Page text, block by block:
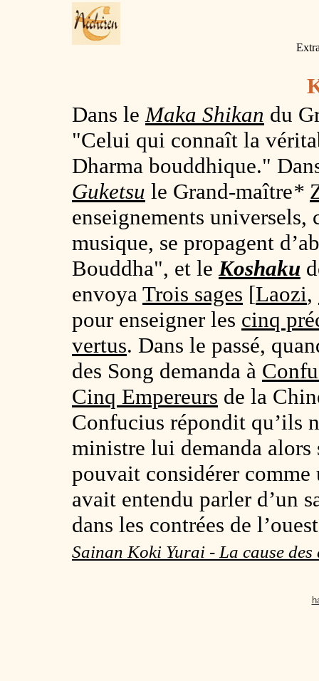
Dans leMaka Shikan du
"Celui qui connaît la
Dharma bouddhique."
Guketsu le Grand-maître*
enseignements universels,
musique, se propagent
Bouddha", et leKoshaku
envoya Trois sages [Laozi,
pour enseigner les cinq
vertus. Dans le passé,
des Song demanda à
Cinq Empereurs de la
Confucius répondit qu’ils
ministre lui demanda alors
pouvait considérer
avait entendu parler d’un
dans les contrées de
Sainan Koki Yurai - La cause des